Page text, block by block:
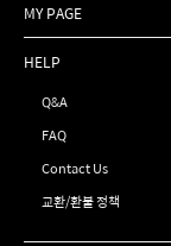
MY PAGE
HELP
Q&A
FAQ
Contact Us
교환/환불 정책